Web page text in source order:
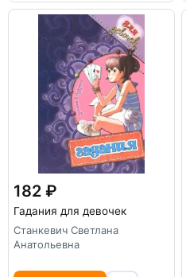
182
Гадания для девочек
Станкевич Светлана
Анатольевна